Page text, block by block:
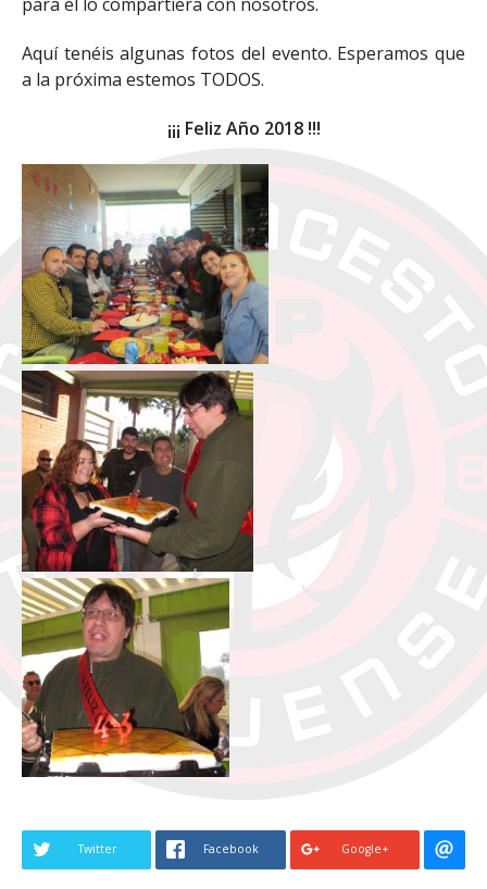
Aquí tenéis algunas fotos del evento. Esperamos que
a la próxima estemos TODOS.
¡¡¡ Feliz Año 2018 !!!
Twitter Facebook Google+